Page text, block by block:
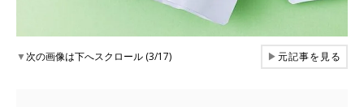
▼次の画像は下へスクロール (3/17) ▶元記事を見る